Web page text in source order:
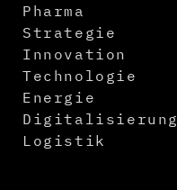
Pharma
Strategie
Innovation
Technologie
Energie
Digitalisierung
Logistik